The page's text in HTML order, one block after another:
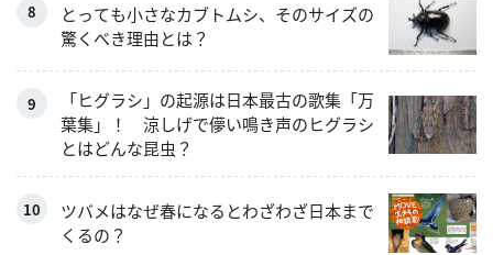
とっても小さなカブトムシ、そのサイズの
驚くべき理由とは？
「ヒグラシ」の起源は日本最古の歌集「万
葉集」！ 涼しげで儚い鳴き声のヒグラシ
とはどんな昆虫？
ツバメはなぜ春になるとわざわざ日本まで
くるの？